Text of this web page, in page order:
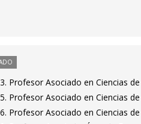
Profesor Asociado en Ciencias
Profesor Asociado en Ciencias
Profesor Asociado en Ciencias